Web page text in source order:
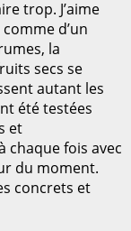
trop. J’aime
comme d’un
la
secs se
autant les
été testées
et
chaque fois avec
du moment.
concrets et